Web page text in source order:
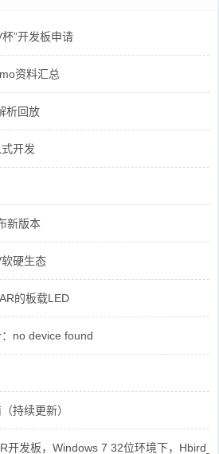
”开发板申请
资料汇总
析回放
开发
新版本
硬生态
的板载LED
no device found
持续更新）
开发板，Windows 7 32位环境下，